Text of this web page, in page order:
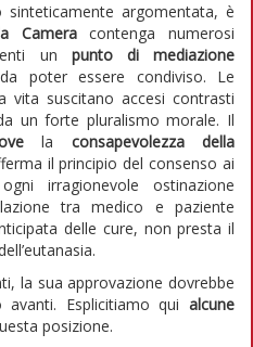
argomentata, è
Cameracontenga numerosi
un punto di mediazione
poter essere condiviso. Le
vita suscitano accesi contrasti
un forte pluralismo morale. Il
la consapevolezza della
il principio del consenso ai
irragionevole ostinazione
tra medico e paziente
delle cure, non presta il
la sua approvazione dovrebbe
Esplicitiamo qui alcune
posizione.